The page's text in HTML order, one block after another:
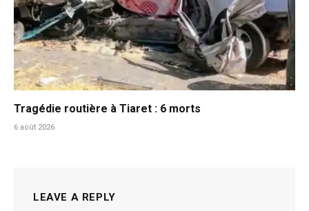
Tragédie routière à Tiaret : 6 morts
6 août 2026
LEAVE A REPLY